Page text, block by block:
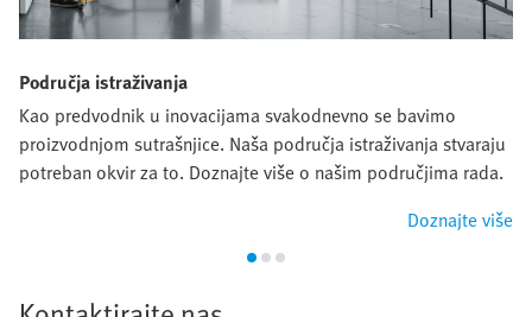
Područja istraživanja
Kao predvodnik u inovacijama svakodnevno se bavimo
proizvodnjom sutrašnjice. Naša područja istraživanja stvaraju
potreban okvir za to. Doznajte više o našim područjima rada.
Doznajte više